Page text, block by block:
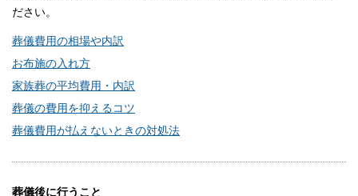
ださい。
葬儀費用の相場や内訳
お布施の入れ方
家族葬の平均費用・内訳
葬儀の費用を抑えるコツ
葬儀費用が払えないときの対処法
葬儀後に行うこと